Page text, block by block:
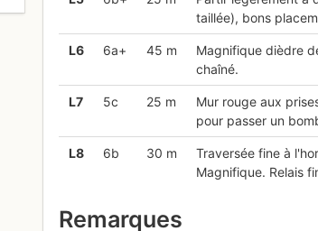
taillée), bons
L6 6a+ 45 m
Magnifique dièdre
chaîné.
L7 5c 25 m
Mur rouge aux
pour passer un
L8 6b 30 m
Traversée fine à
Magnifique. Relais
Remarques